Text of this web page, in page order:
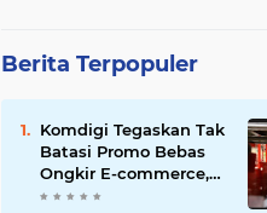
Berita Terpopuler
Komdigi Tegaskan Tak
Batasi Promo Bebas
Ongkir E-commerce,
tapi Perusahaan Kurir